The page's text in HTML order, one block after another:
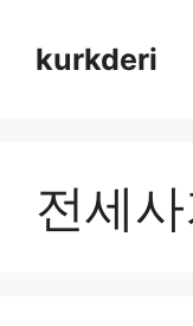
contentkurkderi
전세